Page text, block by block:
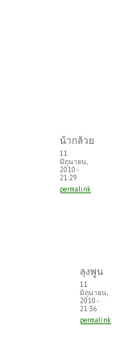
น้ากล้วย
11
มิถุนายน,
2010 -
21:29
permalink
ลุงพูน
11
มิถุนายน,
2010 -
21:36
permalink